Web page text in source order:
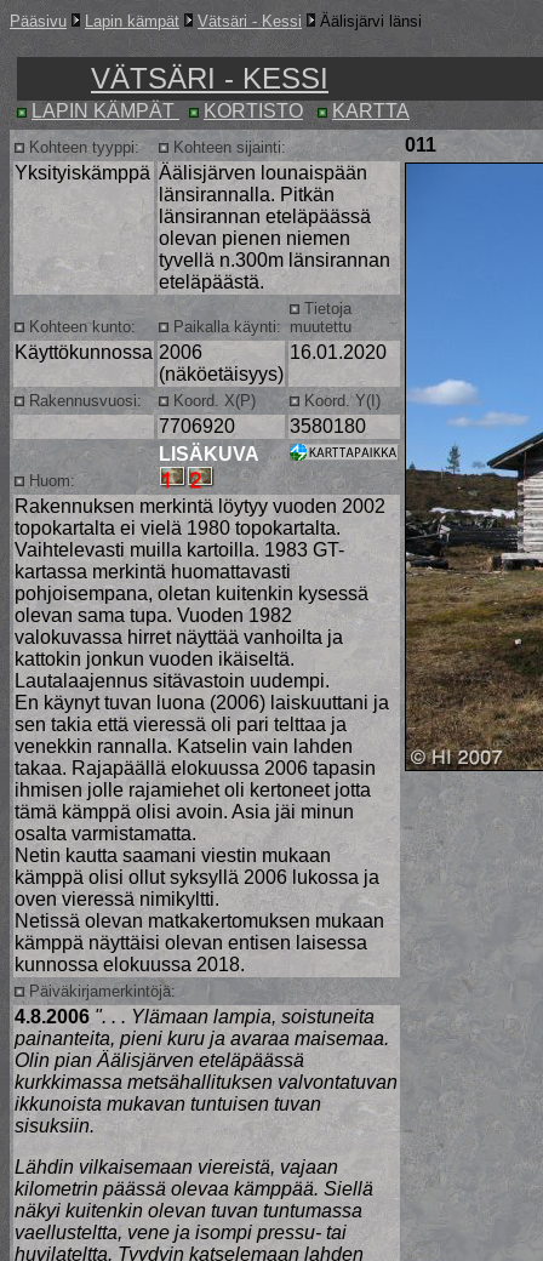
Pääsivu Lapin kämpät Vätsäri - Kessi Äälisjärvi länsi
VÄTSÄRI - KESSI
LAPIN KÄMPÄT KORTISTO KARTTA
Kohteen tyyppi: Kohteen sijainti:
011
Yksityiskämppä Äälisjärven lounaispään
länsirannalla. Pitkän
länsirannan eteläpäässä
olevan pienen niemen
tyvellä n.300m länsirannan
eteläpäästä.
Kohteen kunto: Paikalla käynti:
Tietoja
muutettu
Käyttökunnossa 2006
(näköetäisyys)
16.01.2020
Rakennusvuosi: Koord. X(P) Koord. Y(I)
7706920 3580180
Huom:
LISÄKUVA
Rakennuksen merkintä löytyy vuoden 2002
topokartalta ei vielä 1980 topokartalta.
Vaihtelevasti muilla kartoilla. 1983 GT-
kartassa merkintä huomattavasti
pohjoisempana, oletan kuitenkin kysessä
olevan sama tupa. Vuoden 1982
valokuvassa hirret näyttää vanhoilta ja
kattokin jonkun vuoden ikäiseltä.
Lautalaajennus sitävastoin uudempi.
En käynyt tuvan luona (2006) laiskuuttani ja
sen takia että vieressä oli pari telttaa ja
venekkin rannalla. Katselin vain lahden
takaa. Rajapäällä elokuussa 2006 tapasin
ihmisen jolle rajamiehet oli kertoneet jotta
tämä kämppä olisi avoin. Asia jäi minun
osalta varmistamatta.
Netin kautta saamani viestin mukaan
kämppä olisi ollut syksyllä 2006 lukossa ja
oven vieressä nimikyltti.
Netissä olevan matkakertomuksen mukaan
kämppä näyttäisi olevan entisen laisessa
kunnossa elokuussa 2018.
Päiväkirjamerkintöjä:
4.8.2006 ". . . Ylämaan lampia, soistuneita
painanteita, pieni kuru ja avaraa maisemaa.
Olin pian Äälisjärven eteläpäässä
kurkkimassa metsähallituksen valvontatuvan
ikkunoista mukavan tuntuisen tuvan
sisuksiin.
Lähdin vilkaisemaan viereistä, vajaan
kilometrin päässä olevaa kämppää. Siellä
näkyi kuitenkin olevan tuvan tuntumassa
vaellusteltta, vene ja isompi pressu- tai
huvilateltta. Tyydyin katselemaan lahden